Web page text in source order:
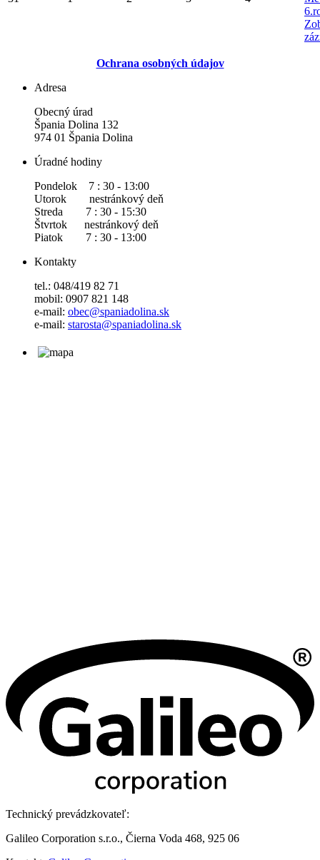
Ochrana osobných údajov
Adresa
Obecný úrad
Špania Dolina 132
974 01 Špania Dolina
Úradné hodiny
Pondelok 7 : 30 - 13:00
Utorok nestránkový deň
Streda 7 : 30 - 15:30
Štvrtok nestránkový deň
Piatok 7 : 30 - 13:00
Kontakty
tel.: 048/419 82 71
mobil: 0907 821 148
e-mail: obec@spaniadolina.sk
e-mail: starosta@spaniadolina.sk
Technický prevádzkovateľ:
Galileo Corporation s.r.o., Čierna Voda 468, 925 06